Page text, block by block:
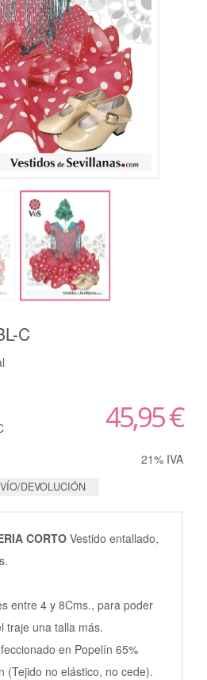
C
45,95 €
21% IVA
DEVOLUCIÓN
CORTO Vestido entallado,
entre 4 y 8Cms., para poder
traje una talla más.
en Popelín 65%
(Tejido no elástico, no cede).